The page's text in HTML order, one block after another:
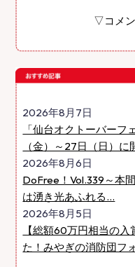
▽コメ
2026年8月7日
「仙台オクトーバーフ
（金）～27日（日）に
2026年8月6日
DoFree！Vol.339～本
は湧き光あふれる...
2026年8月5日
【総額60万円相当の
た！みやぎの消防団フ